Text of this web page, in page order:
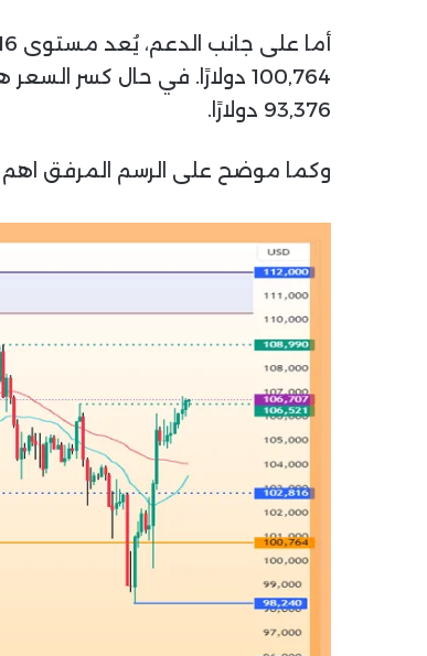
93,376 دولارًا.
وكما موضح على الرسم المرفق اهم